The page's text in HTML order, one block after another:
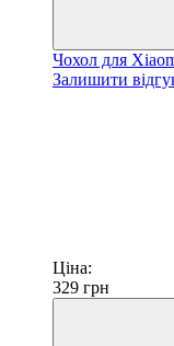
Чохол для
Залишити
Ціна:
329 грн